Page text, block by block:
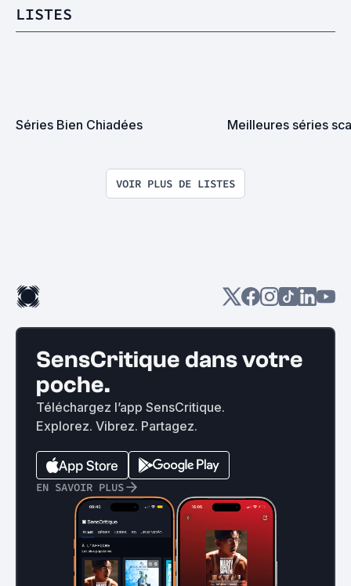
LISTES
Séries Bien Chiadées Meilleures séries
VOIR PLUS DE LISTES
SensCritique dans votre
poche.
Téléchargez l’app SensCritique.
Explorez. Vibrez. Partagez.
EN SAVOIR PLUS